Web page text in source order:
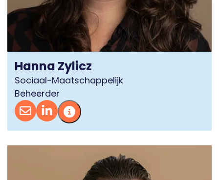
Hanna Zylicz
Sociaal-Maatschappelijk
Beheerder